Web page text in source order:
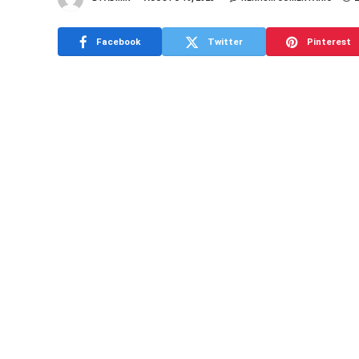
Facebook Twitter Pinterest